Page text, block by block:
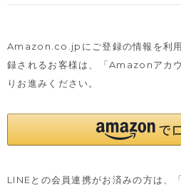
Amazon.co.jpにご登録の情報を利
録されるお客様は、
「Amazonアカ
りお進みください。
LINEとの会員連携がお済みの方は、